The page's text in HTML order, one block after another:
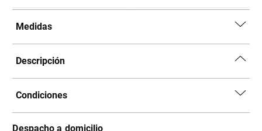
Medidas
Descripción
Condiciones
Despacho a domicilio